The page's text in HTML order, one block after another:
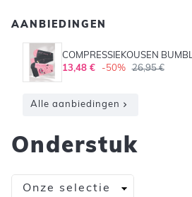
AANBIEDINGEN
COMPRESSIEKOUSEN
13,48 €
-50% 26,95 €
Alle aanbiedingen
Onderstuk